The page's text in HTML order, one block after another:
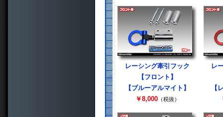
レーシング牽引フック
【フロント】
【ブルーアルマイト】
￥8,000（税抜）
レ
【